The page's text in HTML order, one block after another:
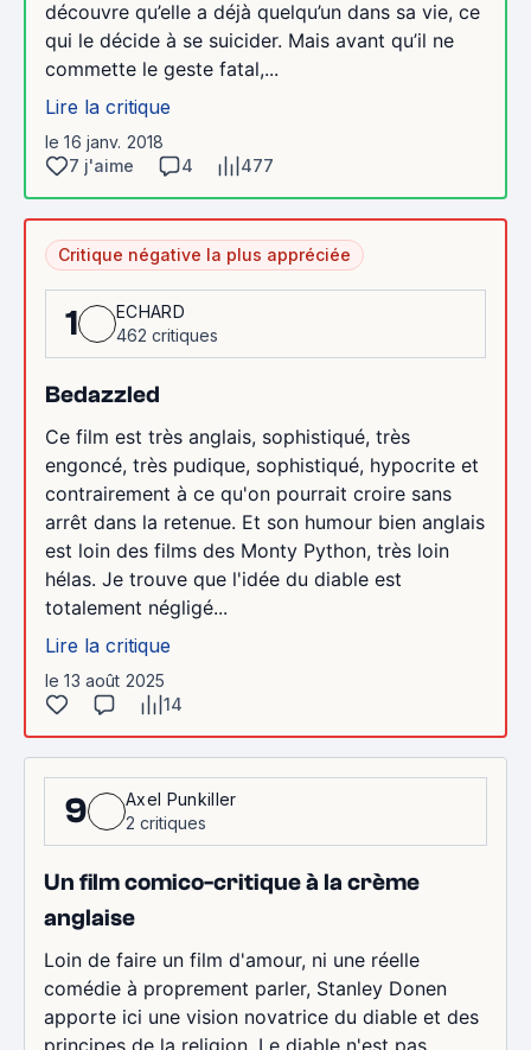
découvre qu’elle a déjà quelqu’un dans sa vie, ce
qui le décide à se suicider. Mais avant qu’il ne
commette le geste fatal,...
Lire la critique
le 16 janv. 2018
7 j'aime
4 477
Critique négative la plus appréciée
1
ECHARD
462 critiques
Bedazzled
Ce film est très anglais, sophistiqué, très
engoncé, très pudique, sophistiqué, hypocrite et
contrairement à ce qu'on pourrait croire sans
arrêt dans la retenue. Et son humour bien anglais
est loin des films des Monty Python, très loin
hélas. Je trouve que l'idée du diable est
totalement négligé...
Lire la critique
le 13 août 2025
14
9
Axel Punkiller
2 critiques
Un film comico-critique à la crème
anglaise
Loin de faire un film d'amour, ni une réelle
comédie à proprement parler, Stanley Donen
apporte ici une vision novatrice du diable et des
principes de la religion. Le diable n'est pas